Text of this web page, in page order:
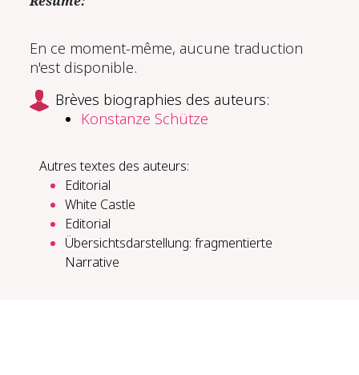
En ce moment-même, aucune traduction
n'est disponible.
Brèves biographies des auteurs:
Konstanze Schütze
Autres textes des auteurs:
Editorial
White Castle
Editorial
Übersichtsdarstellung: fragmentierte
Narrative